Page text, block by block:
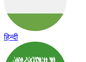
हिन्दी